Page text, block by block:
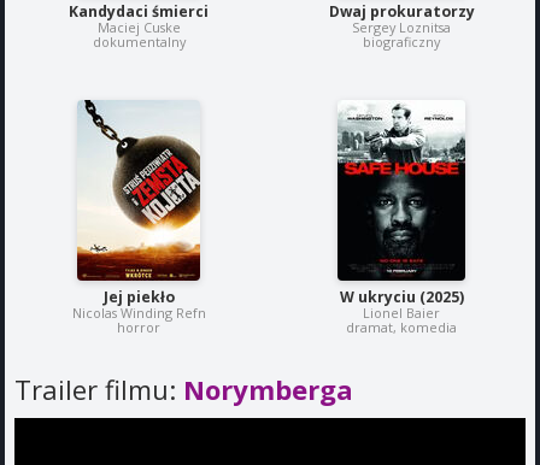
Kandydaci śmierci
Maciej Cuske
dokumentalny
Dwaj prokuratorzy
Sergey Loznitsa
biograficzny
Jej piekło
Nicolas Winding Refn
horror
W ukryciu (2025)
Lionel Baier
dramat, komedia
Trailer filmu: Norymberga